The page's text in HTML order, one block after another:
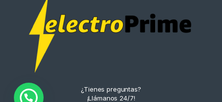
¿Tienes preguntas?
¡Llámanos 24/7!